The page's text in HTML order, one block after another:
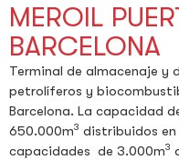
MEROIL
BARCELONA
Terminal de almacenaje y
petrolíferos y
Barcelona. La capacidad
650.000m3 distribuidos en
capacidades de 3.000m3